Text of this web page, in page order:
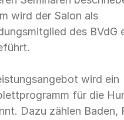
wird der Salon als
des BVdG
wird ein
für die
Dazu zählen Baden,